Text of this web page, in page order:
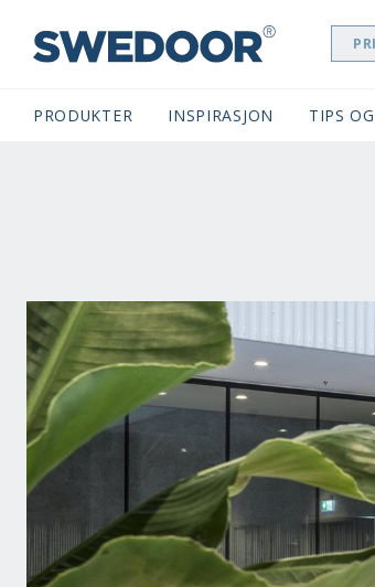
SWEDOOR NAVIGATION
PRODUKTER INSPIRASJON TIPS